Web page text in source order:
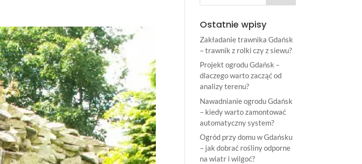
Ostatnie wpisy
Zakładanie trawnika Gdańsk
– trawnik z rolki czy z siewu?
Projekt ogrodu Gdańsk –
dlaczego warto zacząć od
analizy terenu?
Nawadnianie ogrodu Gdańsk
– kiedy warto zamontować
automatyczny system?
Ogród przy domu w Gdańsku
– jak dobrać rośliny odporne
na wiatr i wilgoć?